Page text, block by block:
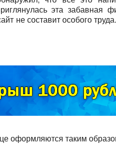
эта забавная
не составит особого
оформляются таким